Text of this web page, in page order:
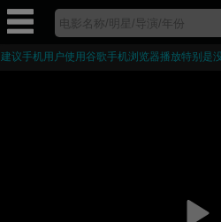
建议手机用户使用谷歌手机浏览器播放特别是